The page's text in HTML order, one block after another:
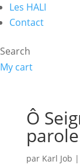
Les HALI
Contact
Search
My cart
Ô
par Karl Job |